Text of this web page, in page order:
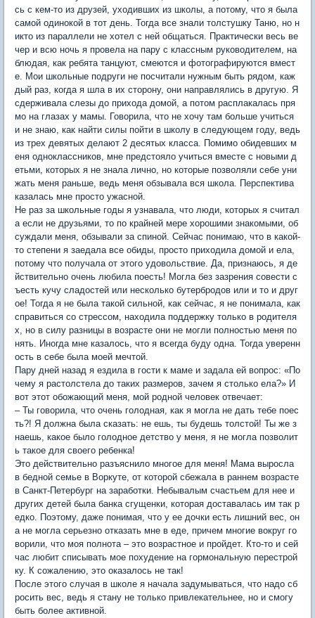
сь с кем-то из друзей, уходивших из школы, а потому, что я была
самой одинокой в тот день. Тогда все знали толстушку Таню, но н
икто из параллели не хотел с ней общаться. Практически весь ве
чер и всю ночь я провела на пару с классным руководителем, на
блюдая, как ребята танцуют, смеются и фотографируются вмест
е. Мои школьные подруги не посчитали нужным быть рядом, каж
дый раз, когда я шла в их сторону, они направлялись в другую. Я
сдерживала слезы до прихода домой, а потом расплакалась пря
мо на глазах у мамы. Говорила, что не хочу там больше учиться
и не знаю, как найти силы пойти в школу в следующем году, ведь
из трех девятых делают 2 десятых класса. Помимо обидевших м
еня одноклассников, мне предстояло учиться вместе с новыми д
етьми, которых я не знала лично, но которые позволяли себе уни
жать меня раньше, ведь меня обзывала вся школа. Перспектива
казалась мне просто ужасной.
Не раз за школьные годы я узнавала, что люди, которых я считал
а если не друзьями, то по крайней мере хорошими знакомыми, об
суждали меня, обзывали за спиной. Сейчас понимаю, что в какой-
то степени я заедала все обиды, просто приходила домой и ела,
потому что получала от этого удовольствие. Да, признаюсь, я де
йствительно очень любила поесть! Могла без зазрения совести с
ъесть кучу сладостей или несколько бутербродов или и то и друг
ое! Тогда я не была такой сильной, как сейчас, я не понимала, как
справиться со стрессом, находила поддержку только в родителя
х, но в силу разницы в возрасте они не могли полностью меня по
нять. Иногда мне казалось, что я всегда буду одна. Тогда уверенн
ость в себе была моей мечтой.
Пару дней назад я ездила в гости к маме и задала ей вопрос: «По
чему я растолстела до таких размеров, зачем я столько ела?» И
вот этот обожающий меня, мой родной человек отвечает:
– Ты говорила, что очень голодная, как я могла не дать тебе поес
ть?! Я должна была сказать: не ешь, ты будешь толстой! Ты же з
наешь, какое было голодное детство у меня, я не могла позволит
ь такое для своего ребенка!
Это действительно разъяснило многое для меня! Мама выросла
в бедной семье в Воркуте, от которой сбежала в раннем возрасте
в Санкт-Петербург на заработки. Небывалым счастьем для нее и
других детей была банка сгущенки, которая доставалась им так р
едко. Поэтому, даже понимая, что у ее дочки есть лишний вес, он
а не могла серьезно отказать мне в еде, причем многие вокруг го
ворили, что моя полнота – это возрастное и пройдет. Кто-то и сей
час любит списывать мое похудение на гормональную перестрой
ку. К сожалению, это оказалось не так!
После этого случая в школе я начала задумываться, что надо сб
росить вес, ведь я стану не только привлекательнее, но и смогу
быть более активной.